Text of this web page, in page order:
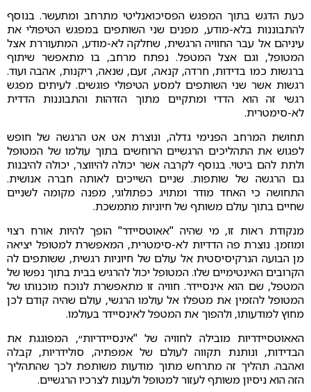
כעת הדגש בתוך המפגש הפסיכואנליטי מתרחב ומתעשר. בנוסף
להתבוננות בלא-מודע, מפנים שני השותפים במפגש הטיפולי את
עיניהם אל עבר החוויה הרגשית, שחלקה לא-מודע, המתעוררת אצל
המטופל, וגם אצל המטפל. נפתח מרחב, בו מתאפשר שיתוף
ברגשות כמו בדידות, חרדה, קנאה, זעם, שנאה, ריקנות, אהבה ועוד.
רגשות אשר שני השותפים למסע הטיפולי פוגשים. לעיתים מפגש
רגשי זה הוא הדדי ומתקיים מתוך הזדהות והתבוננות הדדית
לא-סימטרית.
תחושת המרחב הפנימי גדלה, ונוצרת אט אט הרגשה של חופש
לפגוש את התהליכים הרגשיים הרוחשים בתוך עולמו של המטופל
ולתת להם ביטוי. בנוסף לקרבה אשר יכולה להיווצר, יכולה להיבנות
גם הרגשה של שותפות. שניים השייכים לאותה חברה אנושית.
התחושה כי האחד מודר ומתויג כפתולוגי, מפנה מקומה לשניים
שחיים בתוך עולם משותף של חיוניות מתמשכת.
מנקודת ראות זו, מי שהיה "אאוטסיידר" הופך להיות אורח רצוי
ומוזמן. נוצרת פה הדדיות לא-סימטרית, המאפשרת למטופל יציאה
מן הבועה הנרקיסיסטית אל עולם של חיוניות רגשית, ששותפים לה
הקרובים האינטימיים שלו. המטופל יכול להרגיש בבית בתוך נפשו של
המטפל, שם הוא אינסיידר. חוויה זו מתאפשרת לנוכח מוכנותו של
המטופל להזמין את מטפלו אל עולמו הרגשי, עולם שהיה קודם לכן
מחוץ למודעותו, ולהפוך את המטפל לאינסיידר בעולמו.
האאוטסיידריות מובילה לחוויה של "אינסיידריות״, המפוגגת את
הבדידות, ונותנת תקווה לעולם של אמפתיה, סולידריות, קבלה
ואהבה. תהליך זה מתרחש מתוך מודעות משותפת לכך שהתהליך
הזה הוא ניסיון משותף לעזור למטופל ולענות לצרכיו הרגשיים.